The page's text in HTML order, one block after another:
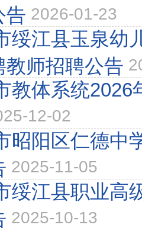
告 2026-01-23
绥江县玉泉幼
教师招聘公告
教体系统2026
12-02
昭阳区仁德中
2025-11-05
绥江县职业高
2025-10-13